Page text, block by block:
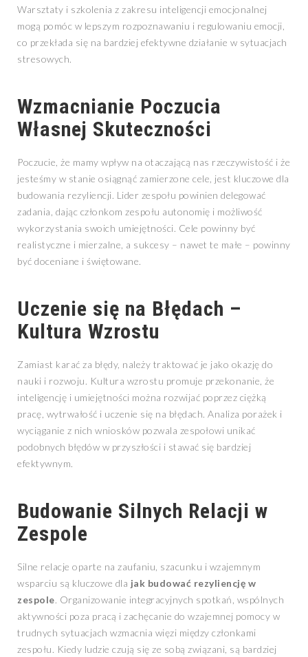
Warsztaty i szkolenia z zakresu inteligencji emocjonalnej
mogą pomóc w lepszym rozpoznawaniu i regulowaniu emocji,
co przekłada się na bardziej efektywne działanie w sytuacjach
stresowych.
Wzmacnianie Poczucia
Własnej Skuteczności
Poczucie, że mamy wpływ na otaczającą nas rzeczywistość i że
jesteśmy w stanie osiągnąć zamierzone cele, jest kluczowe dla
budowania rezyliencji. Lider zespołu powinien delegować
zadania, dając członkom zespołu autonomię i możliwość
wykorzystania swoich umiejętności. Cele powinny być
realistyczne i mierzalne, a sukcesy – nawet te małe – powinny
być doceniane i świętowane.
Uczenie się na Błędach –
Kultura Wzrostu
Zamiast karać za błędy, należy traktować je jako okazję do
nauki i rozwoju. Kultura wzrostu promuje przekonanie, że
inteligencję i umiejętności można rozwijać poprzez ciężką
pracę, wytrwałość i uczenie się na błędach. Analiza porażek i
wyciąganie z nich wniosków pozwala zespołowi unikać
podobnych błędów w przyszłości i stawać się bardziej
efektywnym.
Budowanie Silnych Relacji w
Zespole
Silne relacje oparte na zaufaniu, szacunku i wzajemnym
wsparciu są kluczowe dla jak budować rezyliencję w
zespole. Organizowanie integracyjnych spotkań, wspólnych
aktywności poza pracą i zachęcanie do wzajemnej pomocy w
trudnych sytuacjach wzmacnia więzi między członkami
zespołu. Kiedy ludzie czują się ze sobą związani, są bardziej